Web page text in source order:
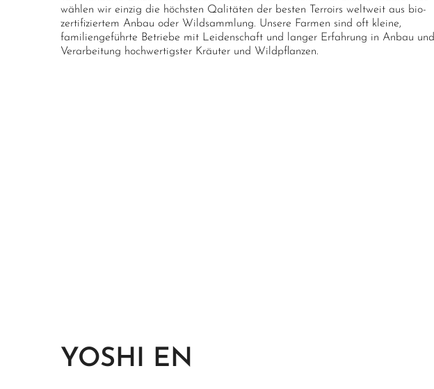
wählen wir einzig die höchsten Qalitäten der besten Terroirs weltweit aus bio-
zertifiziertem Anbau oder Wildsammlung. Unsere Farmen sind oft kleine,
familiengeführte Betriebe mit Leidenschaft und langer Erfahrung in Anbau und
Verarbeitung hochwertigster Kräuter und Wildpflanzen.
YOSHI EN